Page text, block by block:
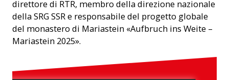
direttore di RTR, membro della direzione nazionale
della SRG SSR e responsabile del progetto globale
del monastero di Mariastein «Aufbruch ins Weite –
Mariastein 2025».